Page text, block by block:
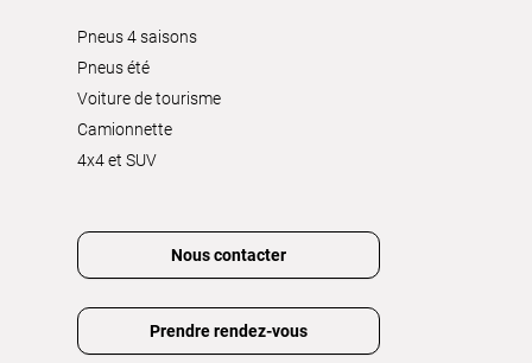
Pneus 4 saisons
Pneus été
Voiture de tourisme
Camionnette
4x4 et SUV
Nous contacter
Prendre rendez-vous